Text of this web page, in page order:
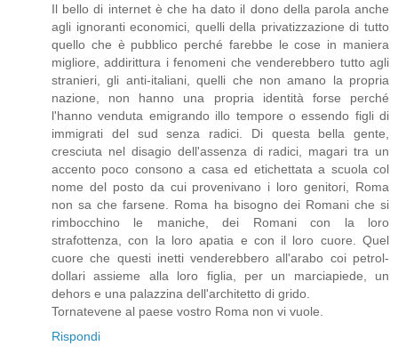
Il bello di internet è che ha dato il dono della parola anche
agli ignoranti economici, quelli della privatizzazione di tutto
quello che è pubblico perché farebbe le cose in maniera
migliore, addirittura i fenomeni che venderebbero tutto agli
stranieri, gli anti-italiani, quelli che non amano la propria
nazione, non hanno una propria identità forse perché
l'hanno venduta emigrando illo tempore o essendo figli di
immigrati del sud senza radici. Di questa bella gente,
cresciuta nel disagio dell'assenza di radici, magari tra un
accento poco consono a casa ed etichettata a scuola col
nome del posto da cui provenivano i loro genitori, Roma
non sa che farsene. Roma ha bisogno dei Romani che si
rimbocchino le maniche, dei Romani con la loro
strafottenza, con la loro apatia e con il loro cuore. Quel
cuore che questi inetti venderebbero all'arabo coi petrol-
dollari assieme alla loro figlia, per un marciapiede, un
dehors e una palazzina dell'architetto di grido.
Tornatevene al paese vostro Roma non vi vuole.
Rispondi